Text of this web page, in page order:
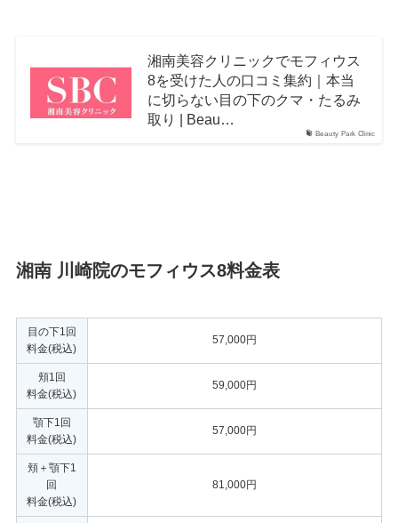
Beauty Park Clinic
湘南美容クリニックでモフィウス
8を受けた人の口コミ集約｜本当
に切らない目の下のクマ・たるみ
取り | Beau…
湘南 川崎院のモフィウス8料金表
目の下1回
料金(税込)
57,000円
頬1回
料金(税込)
59,000円
顎下1回
料金(税込)
57,000円
頬＋顎下1
回
料金(税込)
81,000円